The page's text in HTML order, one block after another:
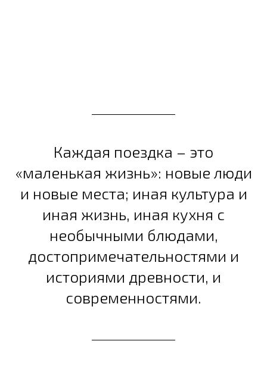
Каждая поездка – это
«маленькая жизнь»: новые люди
и новые места; иная культура и
иная жизнь, иная кухня с
необычными блюдами,
достопримечательностями и
историями древности, и
современностями.